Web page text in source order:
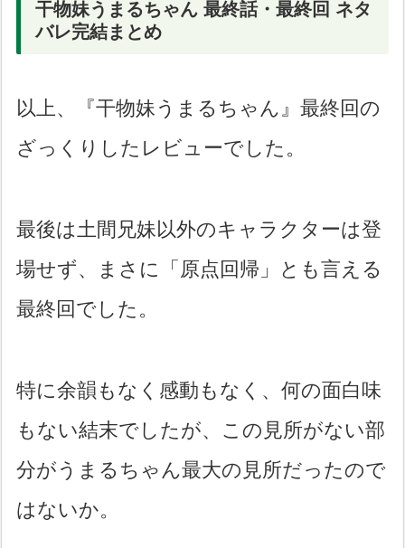
干物妹うまるちゃん 最終話・最終回 ネタ
バレ完結まとめ
以上、『干物妹うまるちゃん』最終回の
ざっくりしたレビューでした。
最後は土間兄妹以外のキャラクターは登
場せず、まさに「原点回帰」とも言える
最終回でした。
特に余韻もなく感動もなく、何の面白味
もない結末でしたが、この見所がない部
分がうまるちゃん最大の見所だったので
はないか。